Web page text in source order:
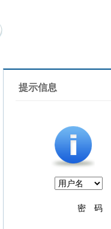
提示信息
密 码